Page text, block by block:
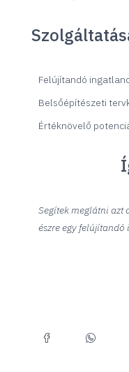
Felújítandó
Belsőépítészeti
Értéknövelő
Segítek meglátni azt
észre egy